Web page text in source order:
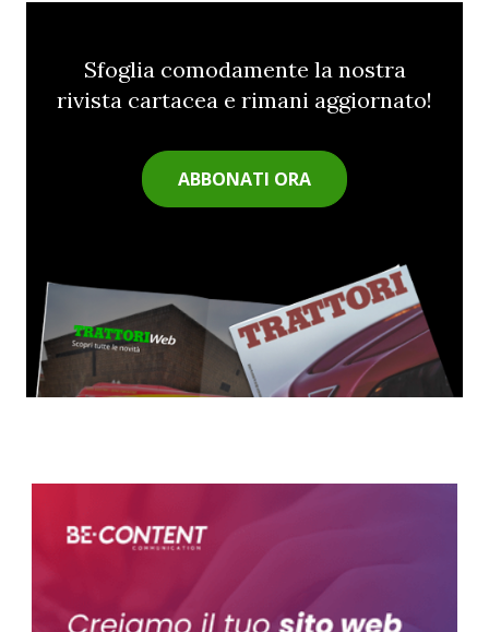
Sfoglia comodamente la nostra
rivista cartacea e rimani aggiornato!
ABBONATI ORA